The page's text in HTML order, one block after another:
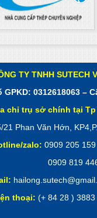
TY TNHH SUTECH
GPKD: 0312618063 –
chỉ trụ sở chính tại Tp
21 Phan Văn Hớn,
zalo: 0909 205
0909 819
thoại: (+ 84 28 )